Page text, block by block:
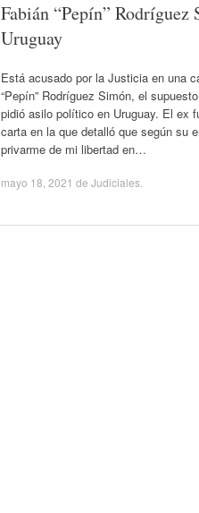
Fabián “Pepín”
Uruguay
Está acusado por la Justicia en una
“Pepín” Rodríguez Simón, el
pidió asilo político en Uruguay. El ex
carta en la que detalló que según su
privarme de mi libertad en…
mayo 18, 2021 de Judiciales